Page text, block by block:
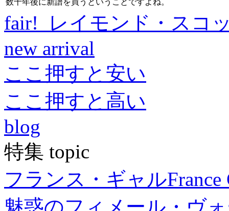
fair! レイモンド・スコ
new arrival
ここ押すと安い
ここ押すと高い
blog
特集 topic
フランス・ギャルFrance
魅惑のフィメール・ヴ